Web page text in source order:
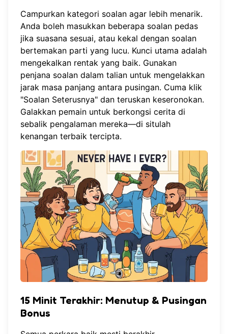
Campurkan kategori soalan agar lebih menarik.
Anda boleh masukkan beberapa soalan pedas
jika suasana sesuai, atau kekal dengan soalan
bertemakan parti yang lucu. Kunci utama adalah
mengekalkan rentak yang baik. Gunakan
penjana soalan dalam talian untuk mengelakkan
jarak masa panjang antara pusingan. Cuma klik
"Soalan Seterusnya" dan teruskan keseronokan.
Galakkan pemain untuk berkongsi cerita di
sebalik pengalaman mereka—di situlah
kenangan terbaik tercipta.
15 Minit Terakhir: Menutup & Pusingan
Bonus